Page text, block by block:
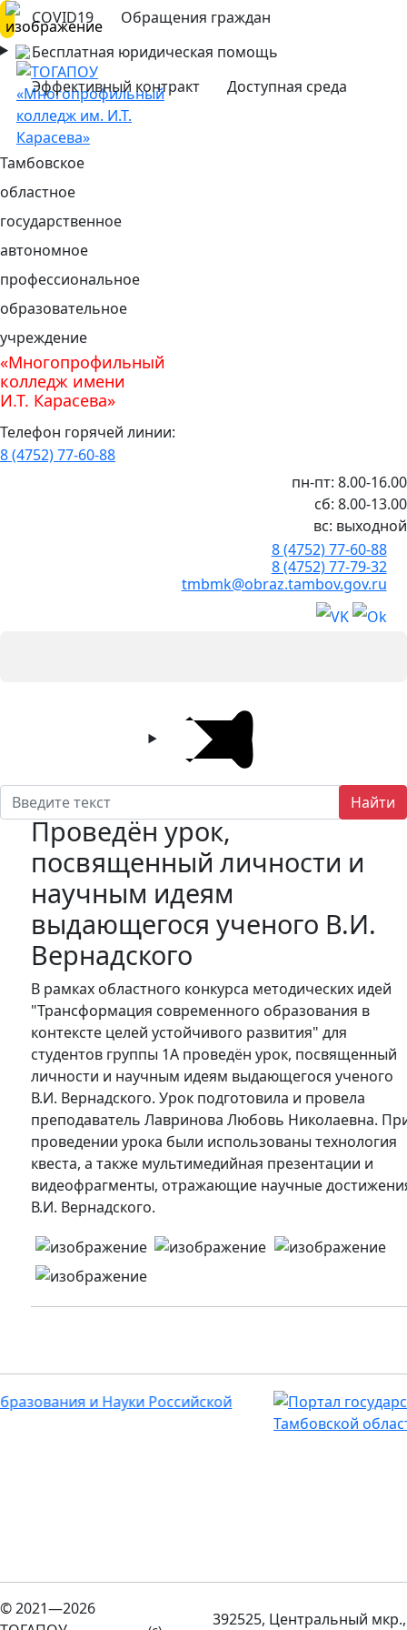
COVID19
Обращения граждан
Бесплатная юридическая помощь
Эффективный контракт
Доступная среда
Тамбовское
областное
государственное
автономное
профессиональное
образовательное
учреждение
«Многопрофильный
колледж имени
И.Т. Карасева»
Телефон горячей линии:
8 (4752) 77-60-88
пн-пт: 8.00-16.00
сб: 8.00-13.00
вс: выходной
8 (4752) 77-60-88
8 (4752) 77-79-32
tmbmk@obraz.tambov.gov.ru
Найти
Проведён урок,
посвященный личности и
научным идеям
выдающегося ученого В.И.
Вернадского
В рамках областного конкурса методических идей
"Трансформация современного образования в
контексте целей устойчивого развития" для
студентов группы 1А проведён урок, посвященный
личности и научным идеям выдающегося ученого
В.И. Вернадского. Урок подготовила и провела
преподаватель Лавринова Любовь Николаевна.
проведении урока были использованы технология
квеста, а также мультимедийная презентации и
видеофрагменты, отражающие научные
В.И. Вернадского.
© 2021—2026
392525, Центральный мкр.,